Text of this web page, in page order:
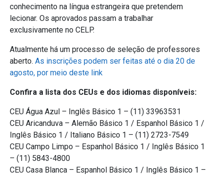
conhecimento na língua estrangeira que pretendem
lecionar. Os aprovados passam a trabalhar
exclusivamente no CELP.
Atualmente há um processo de seleção de professores
aberto. As inscrições podem ser feitas até o dia 20 de
agosto, por meio deste link
Confira a lista dos CEUs e dos idiomas disponíveis:
CEU Água Azul – Inglês Básico 1 – (11) 33963531
CEU Aricanduva – Alemão Básico 1 / Espanhol Básico 1 /
Inglês Básico 1 / Italiano Básico 1 – (11) 2723-7549
CEU Campo Limpo – Espanhol Básico 1 / Inglês Básico 1
– (11) 5843-4800
CEU Casa Blanca – Espanhol Básico 1 / Inglês Básico 1 –